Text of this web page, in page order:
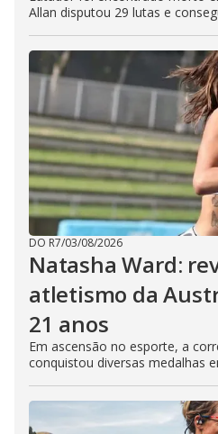
Allan disputou 29 lutas e
DO R7/03/08/2026
Natasha Ward:
atletismo da
21 anos
Em ascensão no esporte, a
conquistou diversas medalhas